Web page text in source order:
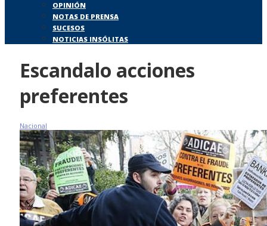
OPINIÓN
NOTAS DE PRENSA
SUCESOS
NOTICIAS INSÓLITAS
Escandalo acciones
preferentes
Nacional